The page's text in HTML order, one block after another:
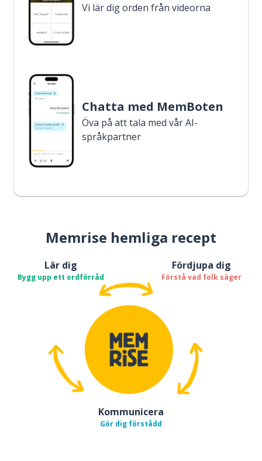
Vi lär dig orden från videorna
Chatta med MemBoten
Öva på att tala med vår AI-
språkpartner
Memrise hemliga recept
Lär dig
Bygg upp ett ordförråd
Fördjupa dig
Förstå vad folk säger
Kommunicera
Gör dig förstådd